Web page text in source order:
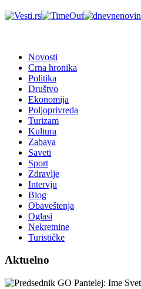
Novosti
Crna hronika
Politika
Društvo
Ekonomija
Poljoprivreda
Turizam
Kultura
Zabava
Saveti
Sport
Zdravlje
Intervju
Blog
Obaveštenja
Oglasi
Nekretnine
Turističke
Aktuelno